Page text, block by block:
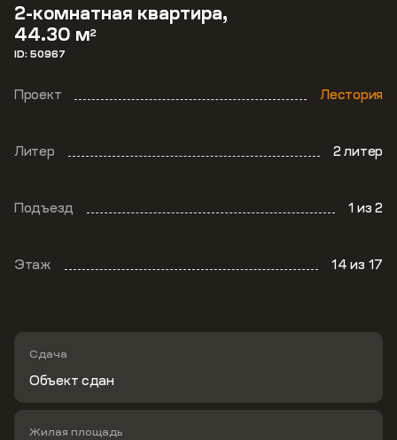
2-комнатная квартира,
44.30 м2
ID: 50967
Проект Лестория
Литер 2 литер
Подъезд 1из 2
Этаж 14из 17
Сдача
Объект сдан
Жилая площадь